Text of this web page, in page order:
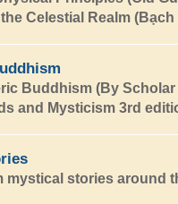
Celestial Realm (Bạch
Buddhism (By
and Mysticism 3rd
mystical stories around